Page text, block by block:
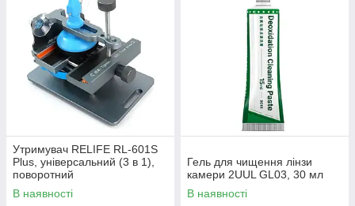
Утримувач RELIFE RL-601S
Plus, універсальний (3 в 1),
поворотний
В наявності
Гель для чищення лінзи
камери 2UUL GL03, 30 мл
В наявності